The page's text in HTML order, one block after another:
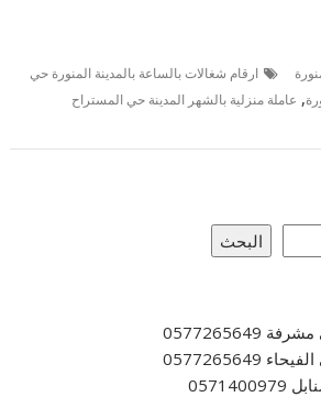
ارقام شغالات بالساعة بالمدينة المنورة حي
, عاملة منزلية بالشهر المدينة حي المستراح
البحث